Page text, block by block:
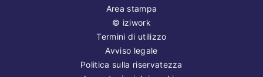
Area stampa
© iziwork
Termini di utilizzo
Avviso legale
Politica sulla riservatezza